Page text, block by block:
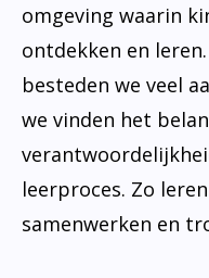
omgeving waarin
ontdekken en
besteden we veel
we vinden het
leerproces. Zo
samenwerken en